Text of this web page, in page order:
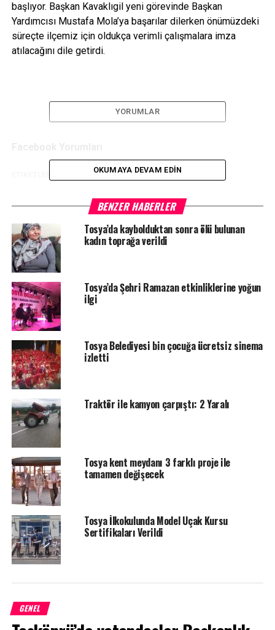
başlıyor. Başkan Kavaklıgil yeni görevinde Başkan
Yardımcısı Mustafa Mola’ya başarılar dilerken önümüzdeki
süreçte ilçemiz için oldukça verimli çalışmalara imza
atılacağını dile getirdi.
YORUMLAR
Facebook Yorumları
SIYASET TOSYA
Kastamonu’da 2 başkan yardımcısı belli oldu
ÖNCEKI HABER
Taşköprü Belediye Başkanı seçilen Abdullah Çatal, görevi
devraldı
OKUMAYA DEVAM EDIN
BENZER HABERLER
Tosya’da kaybolduktan sonra ölü bulunan
kadın toprağa verildi
Tosya’da Şehri Ramazan etkinliklerine yoğun
ilgi
Tosya Belediyesi bin çocuğa ücretsiz sinema
izletti
Traktör ile kamyon çarpıştı: 2 Yaralı
Tosya kent meydanı 3 farklı proje ile
tamamen değişecek
Tosya İlkokulunda Model Uçak Kursu
Sertifikaları Verildi
GENEL